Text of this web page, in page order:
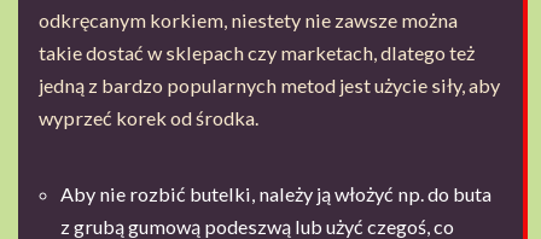
odkręcanym korkiem, niestety nie zawsze można
takie dostać w sklepach czy marketach, dlatego też
jedną z bardzo popularnych metod jest użycie siły, aby
wyprzeć korek od środka.
Aby nie rozbić butelki, należy ją włożyć np. do buta
z grubą gumową podeszwą lub użyć czegoś, co